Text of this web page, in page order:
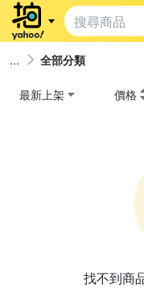
全部分類
最新上架 價格
找不到商